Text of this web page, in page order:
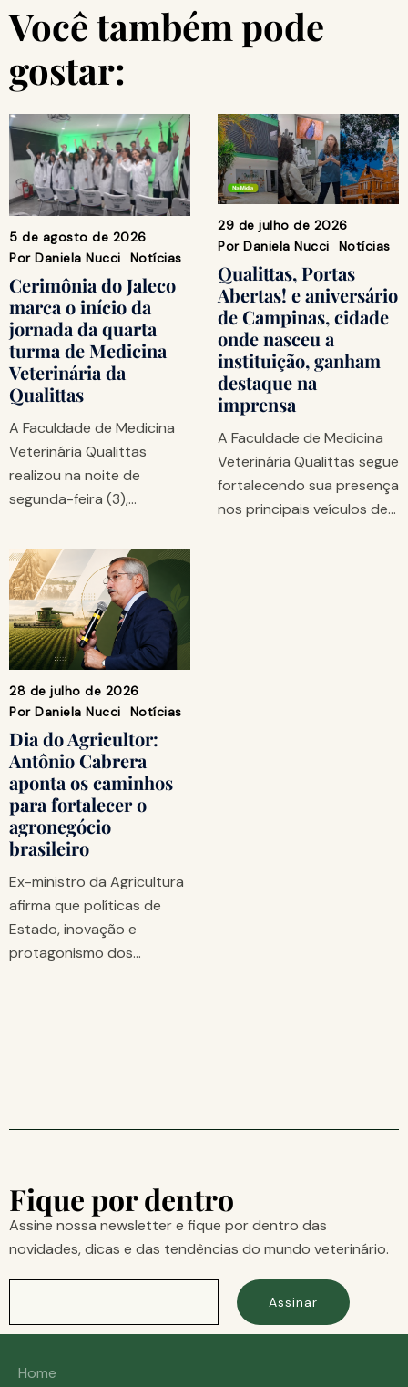
Você também pode
gostar:
5 de agosto de 2026
Por Daniela Nucci Notícias
Cerimônia do Jaleco
marca o início da
jornada da quarta
turma de Medicina
Veterinária da
Qualittas
A Faculdade de Medicina
Veterinária Qualittas
realizou na noite de
segunda-feira (3),…
29 de julho de 2026
Por Daniela Nucci Notícias
Qualittas, Portas
Abertas! e aniversário
de Campinas, cidade
onde nasceu a
instituição, ganham
destaque na
imprensa
A Faculdade de Medicina
Veterinária Qualittas segue
fortalecendo sua presença
nos principais veículos de…
28 de julho de 2026
Por Daniela Nucci Notícias
Dia do Agricultor:
Antônio Cabrera
aponta os caminhos
para fortalecer o
agronegócio
brasileiro
Ex-ministro da Agricultura
afirma que políticas de
Estado, inovação e
protagonismo dos…
Fique por dentro
Assine nossa newsletter e fique por dentro das
novidades, dicas e das tendências do mundo veterinário.
Assinar
Home